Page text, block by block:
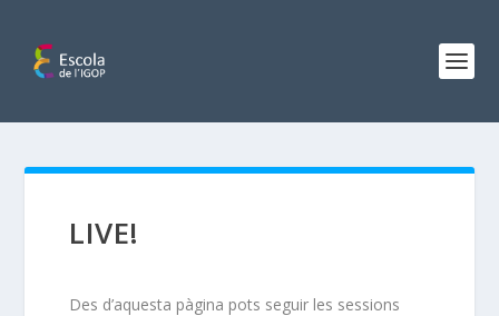
LIVE!
Des d’aquesta pàgina pots seguir les sessions